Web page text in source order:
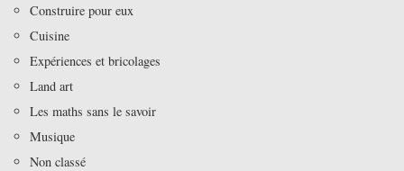
Construire pour eux
Cuisine
Expériences et bricolages
Land art
Les maths sans le savoir
Musique
Non classé